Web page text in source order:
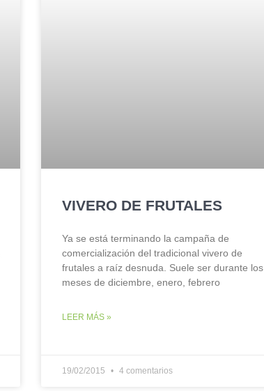
VIVERO DE FRUTALES
Ya se está terminando la campaña de
comercialización del tradicional vivero de
frutales a raíz desnuda. Suele ser durante los
meses de diciembre, enero, febrero
LEER MÁS »
19/02/2015 4 comentarios